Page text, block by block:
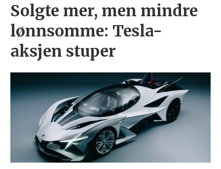
Solgte mer, men mindre
lønnsomme: Tesla-
aksjen stuper